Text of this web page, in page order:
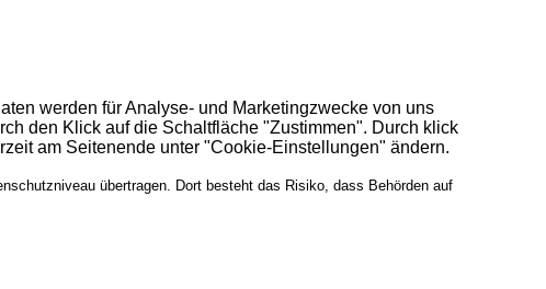
werden für Analyse- und Marketingzwecke von uns
den Klick auf die Schaltfläche "Zustimmen". Durch klick
am Seitenende unter "Cookie-Einstellungen" ändern.
übertragen. Dort besteht das Risiko, dass Behörden auf